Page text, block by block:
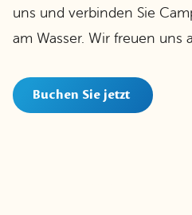
uns und verbinden Sie
am Wasser. Wir freuen uns
Buchen Sie jetzt